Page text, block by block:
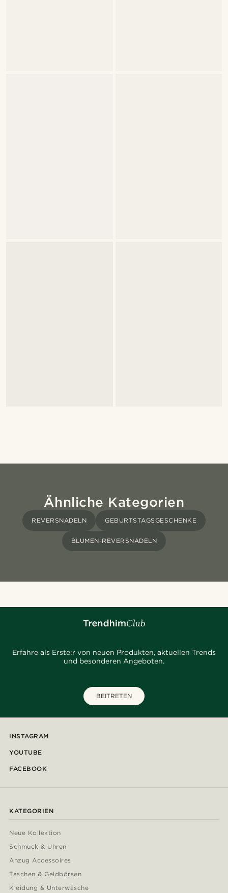
Ähnliche Kategorien
REVERSNADELN GEBURTSTAGSGESCHENKE
BLUMEN-REVERSNADELN
Erfahre als Erste:r von neuen Produkten, aktuellen Trends
und besonderen Angeboten.
BEITRETEN
INSTAGRAM
YOUTUBE
FACEBOOK
KATEGORIEN
Neue Kollektion
Schmuck & Uhren
Anzug Accessoires
Taschen & Geldbörsen
Kleidung & Unterwäsche